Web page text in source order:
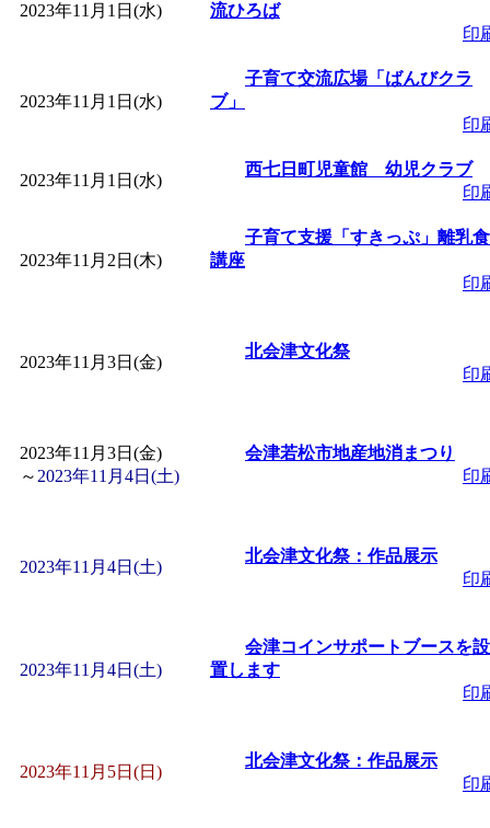
間：2026/07/13～2026/
「子育て交流広場「
間：2026/08/10～
「赤ちゃん子育て講
付期間：2026/08/10～
付期間：2026/08/10～
「まだまだ暑い！コ
レクリエーション 障
ットせよ！」 受付期
～」 受付期間：～
間：2026/08/10～2026/
2023年11月1日(水)
流ひろば
印
2023年11月1日(水)
子育て交流広場「ばんびクラ
ブ」
印
2023年11月1日(水)
西七日町児童館 幼児クラブ
印
2023年11月2日(木)
子育て支援「すきっぷ」離乳食
講座
印
2023年11月3日(金)
北会津文化祭
印
2023年11月3日(金)
～ 2023年11月4日(土)
会津若松市地産地消まつり
印
2023年11月4日(土)
北会津文化祭：作品展示
印
2023年11月4日(土)
会津コインサポートブースを設
置します
印
2023年11月5日(日)
北会津文化祭：作品展示
印